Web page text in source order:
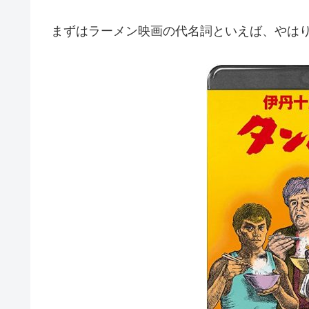
まずはラーメン映画の代名詞といえば、やは